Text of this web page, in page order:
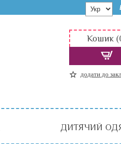
Кошик
додати до
ДИТЯЧИЙ